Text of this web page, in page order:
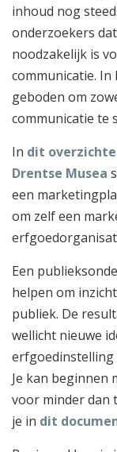
inhoud nog
onderzoekers
noodzakelijk is
communicatie.
geboden om
communicatie te
In dit
Drentse Musea
een
om zelf een
Een
helpen om
publiek. De
wellicht nieuwe
erfgoedinstelling
Je kan beginnen
voor minder dan
je in dit